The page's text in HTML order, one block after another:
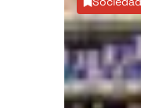
saúde do
anos.